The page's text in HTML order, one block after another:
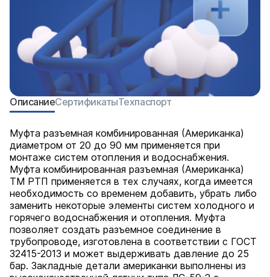
ОписаниеСертификатыТехпаспорт
Муфта разъемная комбинированная (Американка)
диаметром от 20 до 90 мм применяется при
монтаже систем отопления и водоснабжения.
Муфта комбинированная разъемная (Американка)
ТМ РТП применяется в тех случаях, когда имеется
необходимость со временем добавить, убрать либо
заменить некоторые элементы систем холодного и
горячего водоснабжения и отопления. Муфта
позволяет создать разъемное соединение в
трубопроводе, изготовлена в соответствии с ГОСТ
32415-2013 и может выдерживать давление до 25
бар. Закладные детали американки выполнены из